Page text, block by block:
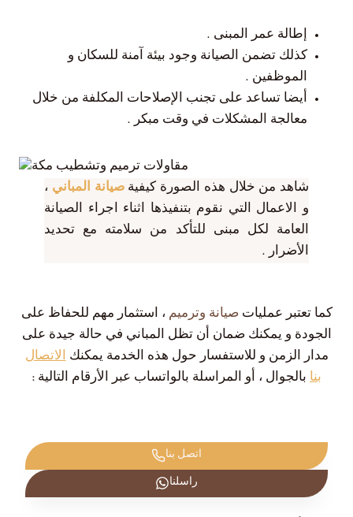
إطالة عمر المبنى .
كذلك تضمن الصيانة وجود بيئة آمنة للسكان و
الموظفين .
أيضا تساعد على تجنب الإصلاحات المكلفة من خلال
معالجة المشكلات في وقت مبكر .
شاهد من خلال هذه الصورة كيفيةصيانة المباني ،
و الاعمال التي نقوم بتنفيذها اثناء اجراء الصيانة
العامة لكل مبنى للتأكد من سلامته مع تحديد
الأضرار .
كما تعتبر عملياتصيانة وترميم ، استثمار مهم للحفاظ على
الجودة و يمكنك ضمان أن تظل المباني في حالة جيدة على
مدار الزمن و للاستفسار حول هذه الخدمة يمكنكالاتصال
بنا بالجوال ، أو المراسلة بالواتساب عبر الأرقام التالية :
اتصل بنا
راسلنا